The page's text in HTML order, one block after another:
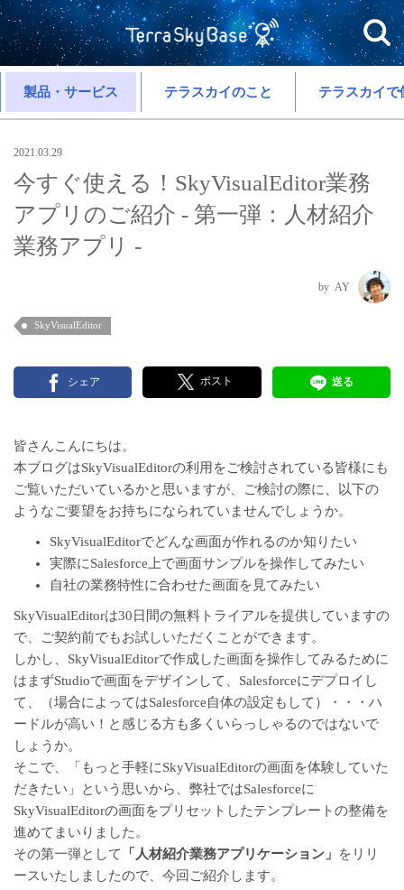
製品・サービス テラスカイのこと テラスカイで
2021.03.29
今すぐ使える！SkyVisualEditor業務
アプリのご紹介 - 第一弾：人材紹介
業務アプリ -
AY
SkyVisualEditor
シェア ポスト 送る
皆さんこんにちは。
本ブログはSkyVisualEditorの利用をご検討されている皆様にも
ご覧いただいているかと思いますが、ご検討の際に、以下の
ようなご要望をお持ちになられていませんでしょうか。
SkyVisualEditorでどんな画面が作れるのか知りたい
実際にSalesforce上で画面サンプルを操作してみたい
自社の業務特性に合わせた画面を見てみたい
SkyVisualEditorは30日間の無料トライアルを提供していますの
で、ご契約前でもお試しいただくことができます。
しかし、SkyVisualEditorで作成した画面を操作してみるために
はまずStudioで画面をデザインして、Salesforceにデプロイし
て、（場合によってはSalesforce自体の設定もして）・・・ハ
ードルが高い！と感じる方も多くいらっしゃるのではないで
しょうか。
そこで、「もっと手軽にSkyVisualEditorの画面を体験していた
だきたい」という思いから、弊社ではSalesforceに
SkyVisualEditorの画面をプリセットしたテンプレートの整備を
進めてまいりました。
その第一弾として
「人材紹介業務アプリケーション」
をリリ
ースいたしましたので、今回ご紹介します。